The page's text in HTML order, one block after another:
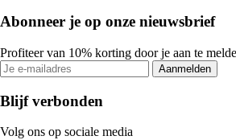
Abonneer je op onze nieuwsbrief
Profiteer van 10% korting door je aan te
Aanmelden
Blijf verbonden
Volg ons op sociale media